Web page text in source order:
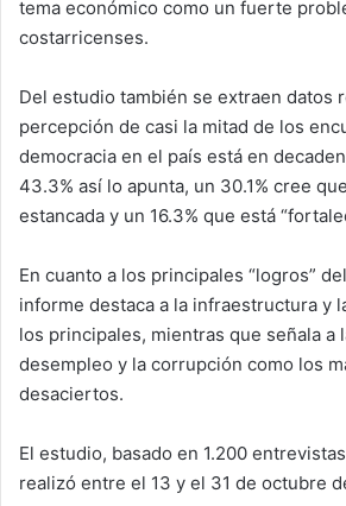
tema económico como un fuerte
costarricenses.
Del estudio también se extraen datos
percepción de casi la mitad de los
democracia en el país está en
43.3% así lo apunta, un 30.1% cree
estancada y un 16.3% que está
En cuanto a los principales “logros”
informe destaca a la infraestructura y
los principales, mientras que señala a
desempleo y la corrupción como los
desaciertos.
El estudio, basado en 1.200
realizó entre el 13 y el 31 de octubre